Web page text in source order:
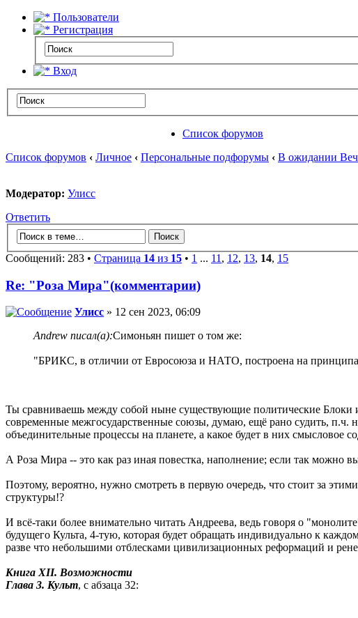
Пользователи
Регистрация
Вход
Список форумов
Список форумов ‹ Личное ‹ Персональные подфорумы ‹ В ожидании
Модератор: Улисс
Ответить
Сообщений: 283 • Страница 14 из 15 • 1 ... 11 , 12, 13, 14, 15
Re: "Роза Мира"(комментарии)
Улисс » 12 сен 2023, 06:09
Andrew писал(а):Симоньян пишет о том же:
"БРИКС, в отличии от Евросоюза и НАТО, построена на
Ты сравниваешь между собой ныне существующие политические Блоки
современные межгосударственные союзы, думаю, ещё рано судить,
объединительные процессы на планете, а какое будет в них смысловое
А Роза Мира -- это как раз иная повестка, наполнение; если так можно
Поэтому, вероятно, нужно смотреть в первую очередь, что стоит за
структуры!?
И всё-таки более внимательно читать Андреева, ведь говоря о
будущего Культа, 4-тую, которая будет обращать индивидуально к
разве что небольшими отблесками цивилизационных реформаций и
Книга XII. Возможности
Глава 3. Культ, с абзаца 32: